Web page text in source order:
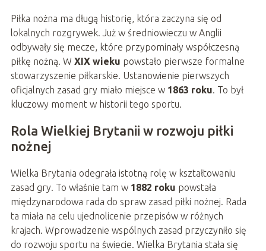
Piłka nożna ma długą historię, która zaczyna się od
lokalnych rozgrywek. Już w średniowieczu w Anglii
odbywały się mecze, które przypominały współczesną
piłkę nożną. W XIX wieku powstało pierwsze formalne
stowarzyszenie piłkarskie. Ustanowienie pierwszych
oficjalnych zasad gry miało miejsce w 1863 roku. To był
kluczowy moment w historii tego sportu.
Rola Wielkiej Brytanii w rozwoju piłki
nożnej
Wielka Brytania odegrała istotną rolę w kształtowaniu
zasad gry. To właśnie tam w 1882 roku powstała
międzynarodowa rada do spraw zasad piłki nożnej. Rada
ta miała na celu ujednolicenie przepisów w różnych
krajach. Wprowadzenie wspólnych zasad przyczyniło się
do rozwoju sportu na świecie. Wielka Brytania stała się